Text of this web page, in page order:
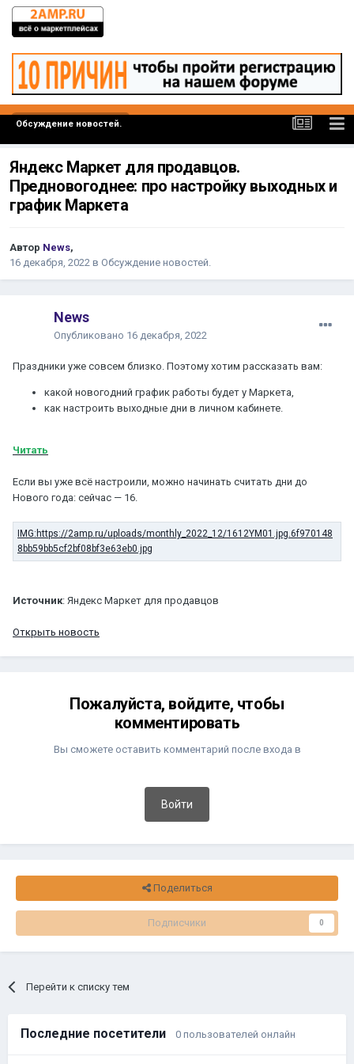
Обсуждение новостей.
Яндекс Маркет для продавцов.
Предновогоднее: про настройку выходных и
график Маркета
Автор News,
16 декабря, 2022 в Обсуждение новостей.
News
Опубликовано 16 декабря, 2022
Праздники уже совсем близко. Поэтому хотим рассказать вам:
какой новогодний график работы будет у Маркета,
как настроить выходные дни в личном кабинете.
Читать
Если вы уже всё настроили, можно начинать считать дни до
Нового года: сейчас — 16.
Источник: Яндекс Маркет для продавцов
Открыть новость
Пожалуйста, войдите, чтобы
комментировать
Вы сможете оставить комментарий после входа в
Войти
Поделиться
Подписчики 0
Перейти к списку тем
Последние посетители 0 пользователей онлайн